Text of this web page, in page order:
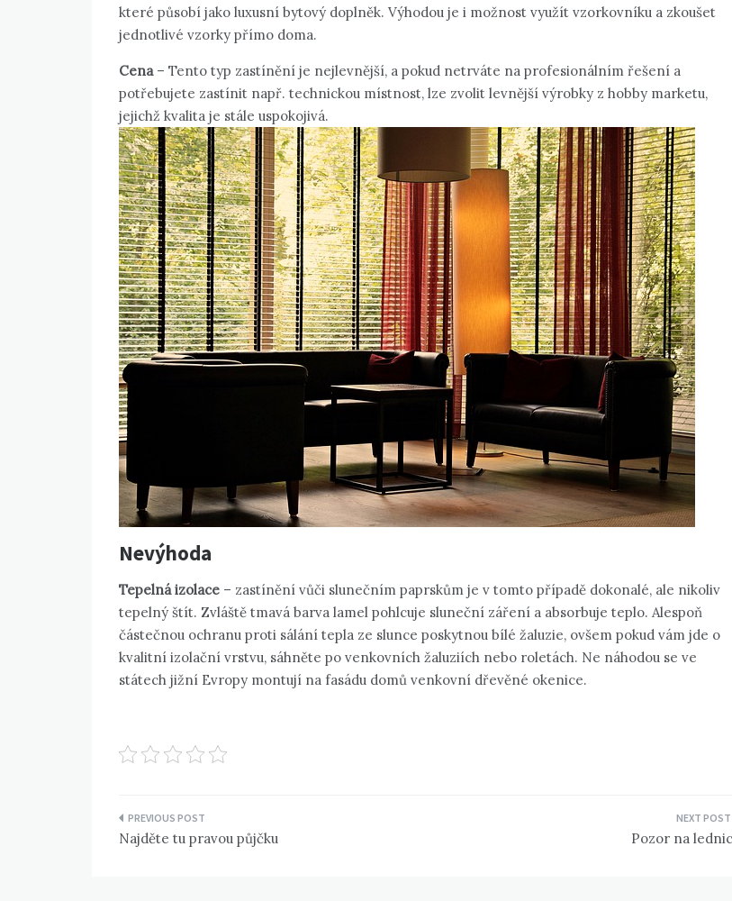
které působí jako luxusní bytový doplněk. Výhodou je i možnost využít vzorkovníku a zkoušet
jednotlivé vzorky přímo doma.
Cena– Tento typ zastínění je nejlevnější, a pokud netrváte na profesionálním řešení a
potřebujete zastínit např. technickou místnost, lze zvolit levnější výrobky z hobby marketu,
jejichž kvalita je stále uspokojivá.
Nevýhoda
Tepelná izolace – zastínění vůči slunečním paprskům je v tomto případě dokonalé, ale nikoliv
tepelný štít. Zvláště tmavá barva lamel pohlcuje sluneční záření a absorbuje teplo. Alespoň
částečnou ochranu proti sálání tepla ze slunce poskytnou bílé žaluzie, ovšem pokud vám jde o
kvalitní izolační vrstvu, sáhněte po venkovních žaluziích nebo roletách. Ne náhodou se ve
státech jižní Evropy montují na fasádu domů venkovní dřevěné okenice.
Navigace
pro
Najděte tu pravou půjčku Pozor na